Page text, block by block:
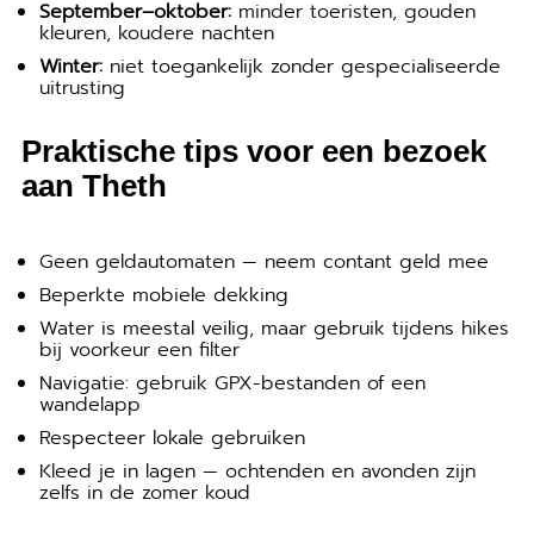
September–oktober:minder toeristen, gouden
kleuren, koudere nachten
Winter:niet toegankelijk zonder gespecialiseerde
uitrusting
Praktische tips voor een bezoek
aan Theth
Geen geldautomaten — neem contant geld mee
Beperkte mobiele dekking
Water is meestal veilig, maar gebruik tijdens hikes
bij voorkeur een filter
Navigatie: gebruik GPX-bestanden of een
wandelapp
Respecteer lokale gebruiken
Kleed je in lagen — ochtenden en avonden zijn
zelfs in de zomer koud